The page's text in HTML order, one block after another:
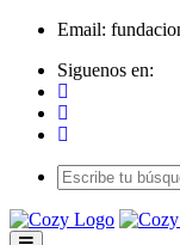
Email:
Siguenos en: